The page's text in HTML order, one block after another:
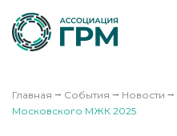
Главная ⭢ События ⭢ Новости ⭢
Московского МЖК 2025